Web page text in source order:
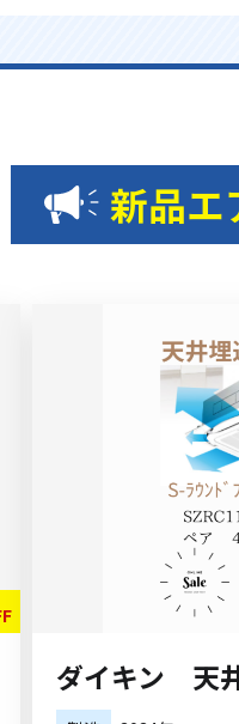
新品エ
ダイキン 天